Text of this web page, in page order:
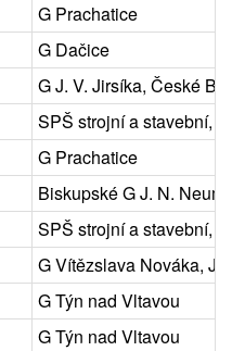
G Prachatice
G Dačice
G J. V. Jirsíka, České
SPŠ strojní a stavební,
G Prachatice
Biskupské G J. N.
SPŠ strojní a stavební,
G Vítězslava Nováka,
G Týn nad Vltavou
G Týn nad Vltavou